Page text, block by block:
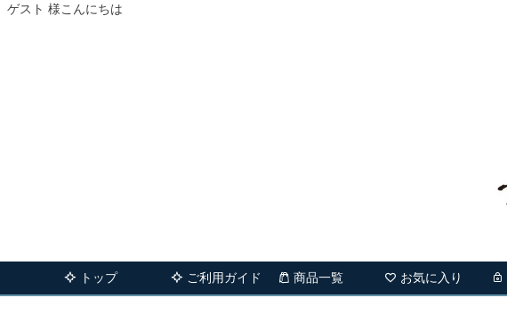
ゲスト 様こんにちは
トップ ご利用ガイド 商品一覧 お気に入り